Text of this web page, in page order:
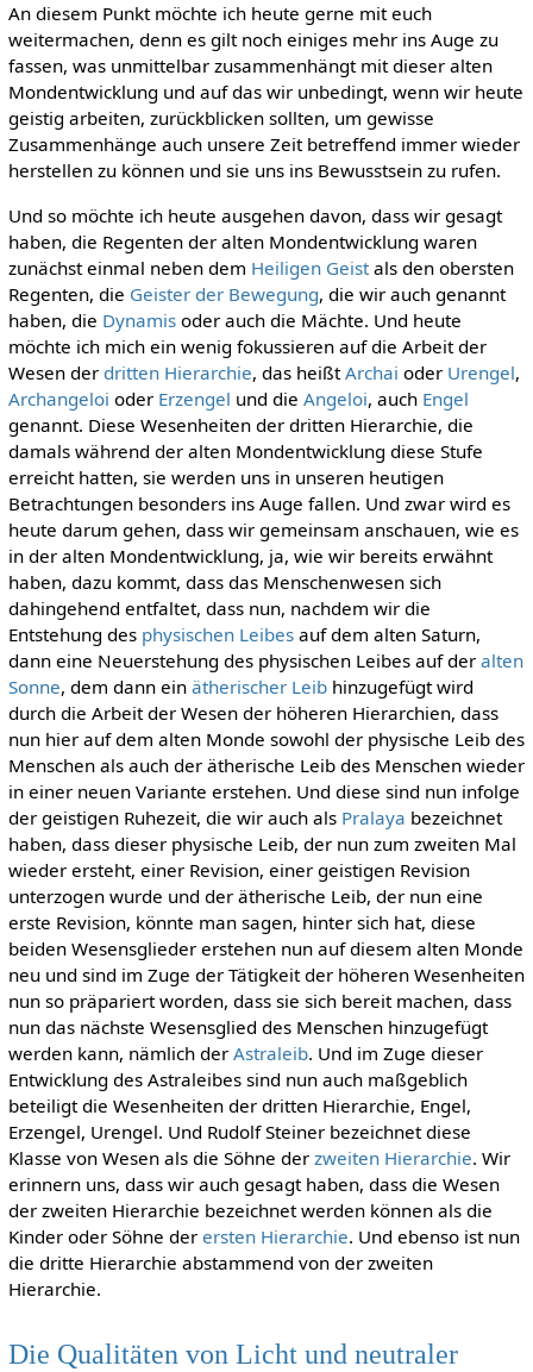
An diesem Punkt möchte ich heute gerne mit euch
weitermachen, denn es gilt noch einiges mehr ins Auge zu
fassen, was unmittelbar zusammenhängt mit dieser alten
Mondentwicklung und auf das wir unbedingt, wenn wir heute
geistig arbeiten, zurückblicken sollten, um gewisse
Zusammenhänge auch unsere Zeit betreffend immer wieder
herstellen zu können und sie uns ins Bewusstsein zu rufen.
Und so möchte ich heute ausgehen davon, dass wir gesagt
haben, die Regenten der alten Mondentwicklung waren
zunächst einmal neben dem Heiligen Geistals den obersten
Regenten, die Geister der Bewegung, die wir auch genannt
haben, die Dynamisoder auch die Mächte. Und heute
möchte ich mich ein wenig fokussieren auf die Arbeit der
Wesen der dritten Hierarchie, das heißtArchai oder Urengel,
Archangeloi oder Erzengel und die Angeloi, auch Engel
genannt. Diese Wesenheiten der dritten Hierarchie, die
damals während der alten Mondentwicklung diese Stufe
erreicht hatten, sie werden uns in unseren heutigen
Betrachtungen besonders ins Auge fallen. Und zwar wird es
heute darum gehen, dass wir gemeinsam anschauen, wie es
in der alten Mondentwicklung, ja, wie wir bereits erwähnt
haben, dazu kommt, dass das Menschenwesen sich
dahingehend entfaltet, dass nun, nachdem wir die
Entstehung des physischen Leibesauf dem alten Saturn,
dann eine Neuerstehung des physischen Leibes auf der alten
Sonne, dem dann ein ätherischer Leibhinzugefügt wird
durch die Arbeit der Wesen der höheren Hierarchien, dass
nun hier auf dem alten Monde sowohl der physische Leib des
Menschen als auch der ätherische Leib des Menschen wieder
in einer neuen Variante erstehen. Und diese sind nun infolge
der geistigen Ruhezeit, die wir auch als Pralaya bezeichnet
haben, dass dieser physische Leib, der nun zum zweiten Mal
wieder ersteht, einer Revision, einer geistigen Revision
unterzogen wurde und der ätherische Leib, der nun eine
erste Revision, könnte man sagen, hinter sich hat, diese
beiden Wesensglieder erstehen nun auf diesem alten Monde
neu und sind im Zuge der Tätigkeit der höheren Wesenheiten
nun so präpariert worden, dass sie sich bereit machen, dass
nun das nächste Wesensglied des Menschen hinzugefügt
werden kann, nämlich der Astraleib. Und im Zuge dieser
Entwicklung des Astraleibes sind nun auch maßgeblich
beteiligt die Wesenheiten der dritten Hierarchie, Engel,
Erzengel, Urengel. Und Rudolf Steiner bezeichnet diese
Klasse von Wesen als die Söhne der zweiten Hierarchie. Wir
erinnern uns, dass wir auch gesagt haben, dass die Wesen
der zweiten Hierarchie bezeichnet werden können als die
Kinder oder Söhne der ersten Hierarchie. Und ebenso ist nun
die dritte Hierarchie abstammend von der zweiten
Hierarchie.
Die Qualitäten von Licht und neutraler